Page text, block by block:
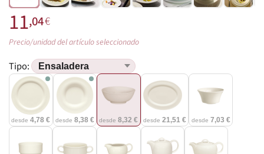
11,04€
Precio/unidad del artículo seleccionado
Tipo:
desde4,78 € desde 8,38 € desde8,32 € desde 21,51 € desde 7,03 €